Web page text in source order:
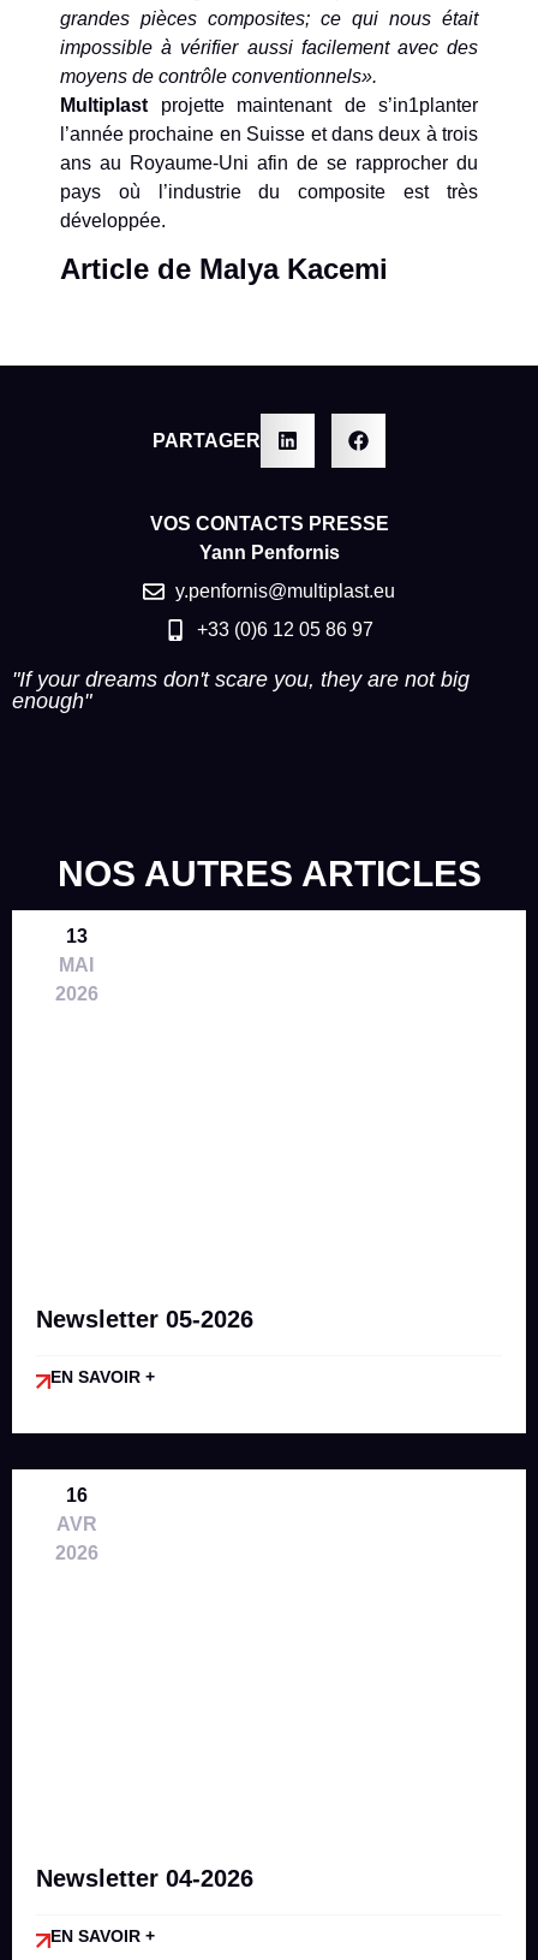
grandes pièces composites; ce qui nous était
impossible à vérifier aussi facilement avec des
moyens de contrôle conventionnels».
Multiplast projette maintenant de s’in1planter
l’année prochaine en Suisse et dans deux à trois
ans au Royaume-Uni afin de se rapprocher du
pays où l’industrie du composite est très
développée.
Article de Malya Kacemi
PARTAGER
VOS CONTACTS PRESSE
Yann Penfornis
y.penfornis@multiplast.eu
+33 (0)6 12 05 86 97
"If your dreams don't scare you, they are not big
enough"
NOS AUTRES ARTICLES
13
MAI
2026
Newsletter 05-2026
EN SAVOIR +
16
AVR
2026
Newsletter 04-2026
EN SAVOIR +